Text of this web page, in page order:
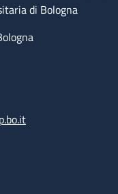
di Bologna